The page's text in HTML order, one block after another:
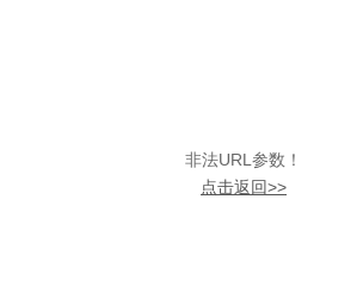
非法URL参数！
点击返回>>